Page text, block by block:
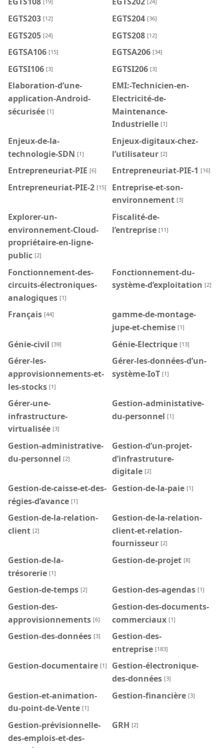
EGTS203 [12] EGTS204 [36]
EGTS205 [24] EGTS208 [12]
EGTSA106 [15] EGTSA206 [34]
EGTSI106 [3] EGTSI206 [3]
Elaboration-d’une-
application-Android-
sécurisée [1]
EMI:-Technicien-en-
Electricité-de-
Maintenance-
Industrielle [1]
Enjeux-de-la-
technologie-SDN [1]
Enjeux-digitaux-chez-
l’utilisateur [2]
Entrepreneuriat-PIE [6] Entrepreneuriat-PIE-1 [16]
Entrepreneuriat-PIE-2 [15]
Entreprise-et-son-
environnement [3]
Explorer-un-
environnement-Cloud-
propriétaire-en-ligne-
public [2]
Fiscalité-de-
l’entreprise [11]
Fonctionnement-des-
circuits-électroniques-
analogiques [1]
Fonctionnement-du-
système-d’exploitation [2]
Français [44]
gamme-de-montage-
jupe-et-chemise [1]
Génie-civil [39] Génie-Electrique [13]
Gérer-les-
approvisionnements-et-
les-stocks [1]
Gérer-les-données-d’un-
système-IoT [1]
Gérer-une-
infrastructure-
virtualisée [3]
Gestion-administative-
du-personnel [1]
Gestion-administrative-
du-personnel [2]
Gestion-d’un-projet-
d’infrastruture-
digitale [2]
Gestion-de-caisse-et-des-
régies-d’avance [1]
Gestion-de-la-paie [1]
Gestion-de-la-relation-
client [2]
Gestion-de-la-relation-
client-et-relation-
fournisseur [2]
Gestion-de-la-
trésorerie [1]
Gestion-de-projet [8]
Gestion-de-temps [2] Gestion-des-agendas [1]
Gestion-des-
approvisionnements [6]
Gestion-des-documents-
commerciaux [1]
Gestion-des-données [3]
Gestion-des-
entreprise [183]
Gestion-documentaire [1]
Gestion-électronique-
des-données [3]
Gestion-et-animation-
du-point-de-Vente [1]
Gestion-financière [3]
Gestion-prévisionnelle-
des-emplois-et-des-
GRH [2]